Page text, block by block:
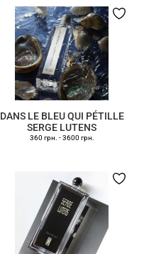
DANS LE BLEU QUI PÉTILLE
SERGE LUTENS
360 грн. -3600 грн.